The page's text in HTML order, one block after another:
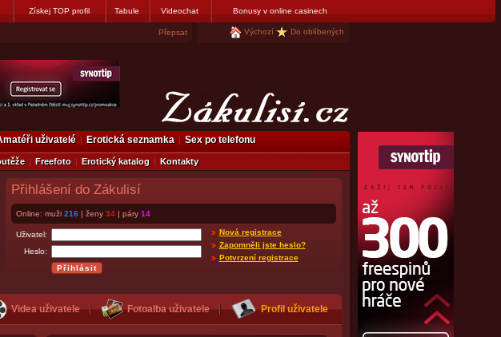
Získej TOP profil Tabule Videochat Bonusy v online casinech
Přepsat Výchozí Do oblíbených
uživatelé Erotická seznamka Sex po telefonu
Freefoto Erotický katalog Kontakty
Přihlášení do Zákulisí
Online: muži 216| ženy 34| páry 14
Uživatel:
Heslo:
Nová registrace
Zapomněli jste heslo?
Potvrzení registrace
Videa uživatele Fotoalba uživatele Profil uživatele